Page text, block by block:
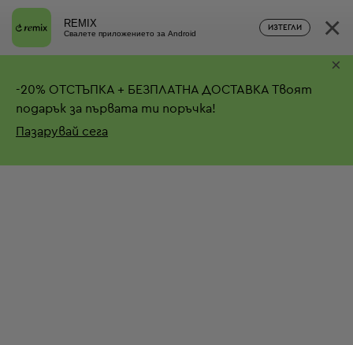
REMIX
Свалете приложението за Android
ИЗТЕГЛИ ×
-20% ОТСТЪПКА + БЕЗПЛАТНА ДОСТАВКА Твоят
подарък за първата ти поръчка!
Пазарувай сега
×